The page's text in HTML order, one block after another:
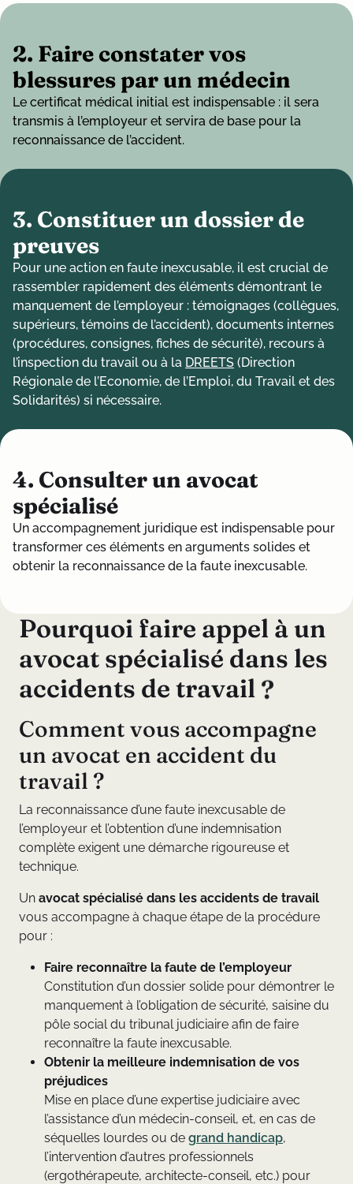
2. Faire constater vos
blessures par un médecin
Le certificat médical initial est indispensable : il sera
transmis à l’employeur et servira de base pour la
reconnaissance de l’accident.
3. Constituer un dossier de
preuves
Pour une action en faute inexcusable, il est crucial de
rassembler rapidement des éléments démontrant le
manquement de l’employeur : témoignages (collègues,
supérieurs, témoins de l’accident), documents internes
(procédures, consignes, fiches de sécurité), recours à
l’inspection du travail ou à la DREETS (Direction
Régionale de l’Economie, de l’Emploi, du Travail et des
Solidarités) si nécessaire.
4. Consulter un avocat
spécialisé
Un accompagnement juridique est indispensable pour
transformer ces éléments en arguments solides et
obtenir la reconnaissance de la faute inexcusable.
Pourquoi faire appel àun
avocat spécialisé dans les
accidents de travail ?
Comment vous accompagne
un avocat en accident du
travail ?
La reconnaissance d’une faute inexcusable de
l’employeur et l’obtention d’une indemnisation
complète exigent une démarche rigoureuse et
technique.
Un avocat spécialisé dans les accidents de travail
vous accompagne à chaque étape de la procédure
pour :
Faire reconnaître la faute de l’employeur
Constitution d’un dossier solide pour démontrer le
manquement à l’obligation de sécurité, saisine du
pôle social du tribunal judiciaire afin de faire
reconnaître la faute inexcusable.
Obtenir la meilleure indemnisation de vos
préjudices
Mise en place d’une expertise judiciaire avec
l’assistance d’un médecin-conseil, et, en cas de
séquelles lourdes ou de grand handicap,
l’intervention d’autres professionnels
(ergothérapeute, architecte-conseil, etc.) pour